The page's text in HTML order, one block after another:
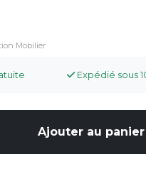
Mobilier
Expédié sous
Ajouter au panier